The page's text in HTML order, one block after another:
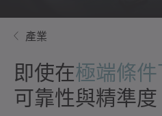
產業
即使在極端條件
可靠性與精準度